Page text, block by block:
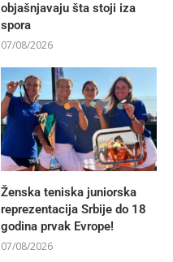
objašnjavaju šta stoji iza
spora
07/08/2026
Ženska teniska juniorska
reprezentacija Srbije do 18
godina prvak Evrope!
07/08/2026